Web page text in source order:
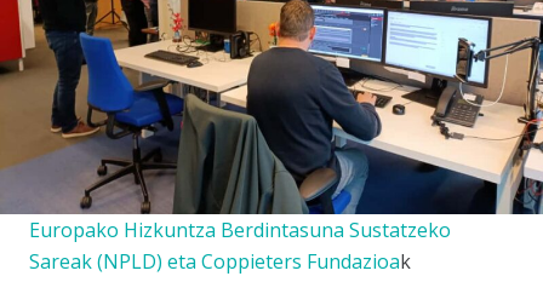
Europako Hizkuntza Berdintasuna Sustatzeko
Sareak (NPLD) eta Coppieters Fundazioak